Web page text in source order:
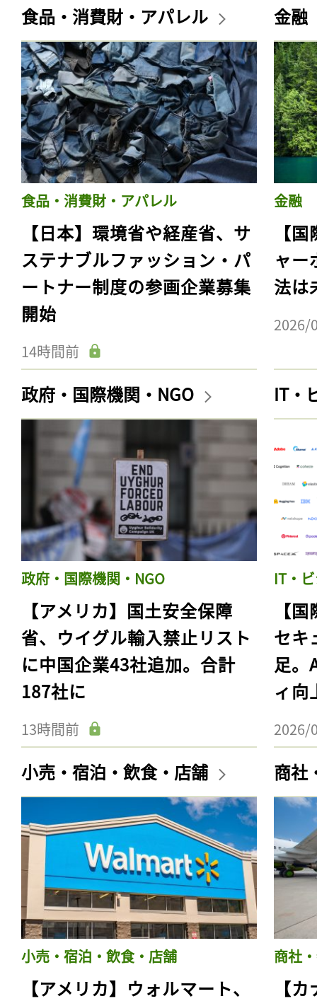
食品・消費財・アパレル
食品・消費財・アパレル
【日本】環境省や経産省、サ
ステナブルファッション・パ
ートナー制度の参画企業募集
開始
14時間前
金融
金融
【
ャー
法は
2026/
政府・国際機関・NGO
政府・国際機関・NGO
【アメリカ】国土安全保障
省、ウイグル輸入禁止リスト
に中国企業43社追加。合計
187社に
13時間前
IT・
IT・
【
セキ
足。
ィ向
2026/
小売・宿泊・飲食・店舗
小売・宿泊・飲食・店舗
【アメリカ】ウォルマート、
商社
商社
【